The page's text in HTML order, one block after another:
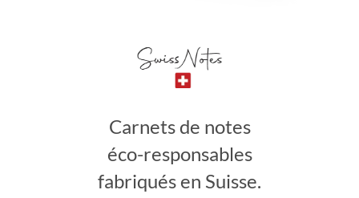
Carnets de notes
éco-responsables
fabriqués en Suisse.